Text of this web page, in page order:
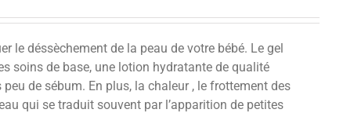
le déssèchement de la peau de votre bébé. Le gel
soins de base, une lotion hydratante de qualité
de sébum. En plus, la chaleur , le frottement des
qui se traduit souvent par l’apparition de petites